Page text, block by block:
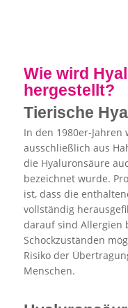
Wie wird
hergestellt?
Tierische
In den 1980er-
ausschließlich aus
die Hyaluronsäure
bezeichnet wurde.
ist, dass die
vollständig
darauf sind Allergien
Schockzuständen
Risiko der
Menschen.